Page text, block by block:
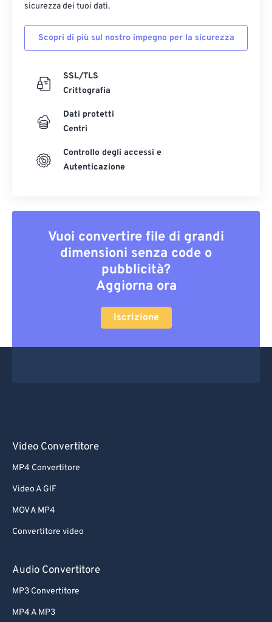
sicurezza dei tuoi dati.
Scopri di più sul nostro impegno per la sicurezza
SSL/TLS
Crittografia
Dati protetti
Centri
Controllo degli accessi e
Autenticazione
Vuoi convertire file di grandi
dimensioni senza code o
pubblicità?
Aggiorna ora
Iscrizione
Video Convertitore
MP4 Convertitore
Video A GIF
MOV A MP4
Convertitore video
Audio Convertitore
MP3 Convertitore
MP4 A MP3